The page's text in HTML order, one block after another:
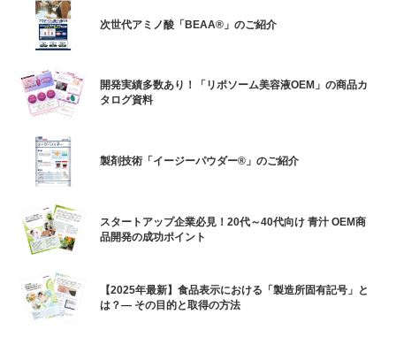
次世代アミノ酸「BEAA®」のご紹介
開発実績多数あり！「リポソーム美容液OEM」の商品カ
タログ資料
製剤技術「イージーパウダー®」のご紹介
スタートアップ企業必見！20代～40代向け 青汁 OEM商
品開発の成功ポイント
【2025年最新】食品表示における「製造所固有記号」と
は？― その目的と取得の方法